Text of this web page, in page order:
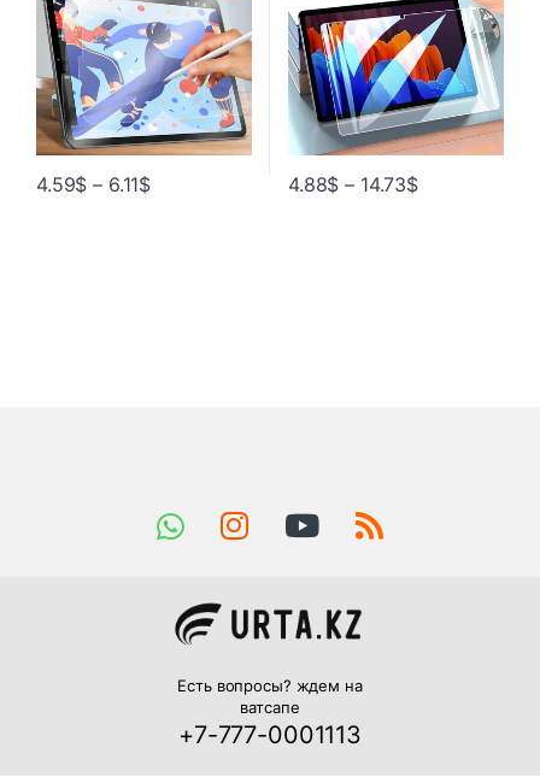
4.59$ – 6.11$ 4.88$ – 14.73$
Есть вопросы? ждем на
ватсапе
+7-777-0001113